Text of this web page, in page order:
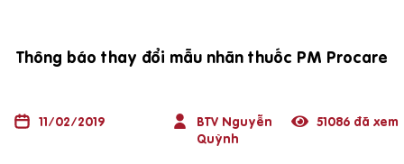
Thông báo thay đổi mẫu nhãn thuốc PM Procare
11/02/2019
BTV Nguyễn
Quỳnh
51086 đã xem